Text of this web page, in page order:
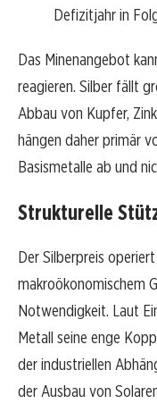
Defizitjahr in
Das Minenangebot
reagieren. Silber fällt
Abbau von Kupfer,
hängen daher primär
Basismetalle ab und
Strukturelle
Der Silberpreis
makroökonomischem
Notwendigkeit. Laut
Metall seine enge
der industriellen
der Ausbau von